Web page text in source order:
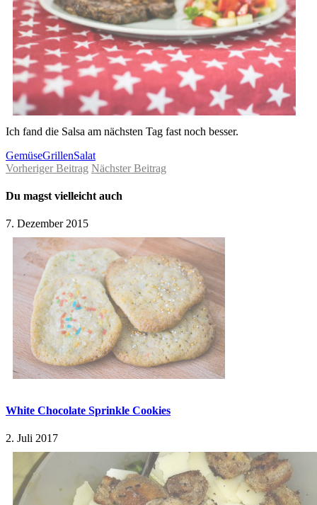
Ich fand die Salsa am nächsten Tag fast noch besser.
GemüseGrillenSalat
Vorheriger Beitrag Nächster Beitrag
Du magst vielleicht auch
7. Dezember 2015
White Chocolate Sprinkle Cookies
2. Juli 2017